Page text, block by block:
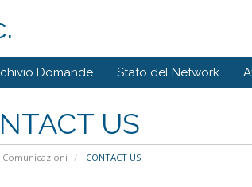
Domande Stato del Network
US
Comunicazioni CONTACT US